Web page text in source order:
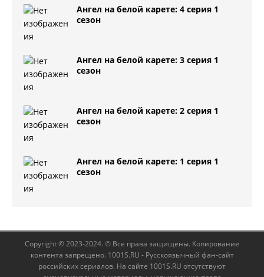
Ангел на белой карете: 4 серия 1
сезон
Ангел на белой карете: 3 серия 1
сезон
Ангел на белой карете: 2 серия 1
сезон
Ангел на белой карете: 1 серия 1
сезон
Copyright © 2023-2024. © Все права защищены. Копирование
контента запрещено. 1001S.RU - Русскоязычный фан-сайт
российских сериалов. На сайте 1001S.RU отсутствуют